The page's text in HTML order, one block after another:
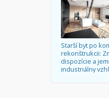
Starší byt po
rekonštrukcii:
dispozície a
industriálny